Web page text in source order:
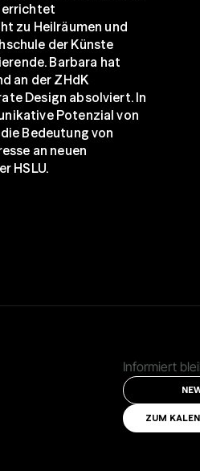
zu Heilräumen und
der Künste
Barbara hat
an der ZHdK
Design absolviert. In
Potenzial von
Bedeutung von
an neuen
HSLU.
Informiert
ZUM